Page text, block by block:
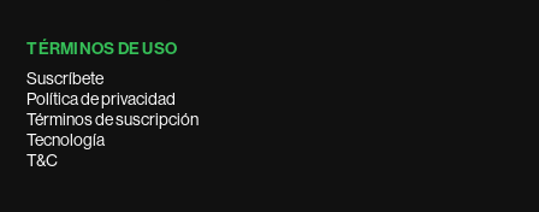
TÉRMINOS DE USO
Suscríbete
Política de privacidad
Términos de suscripción
Tecnología
T&C